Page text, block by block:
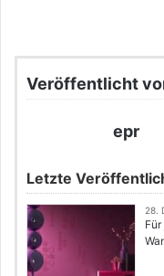
Veröffentlicht
epr
Letzte
28.